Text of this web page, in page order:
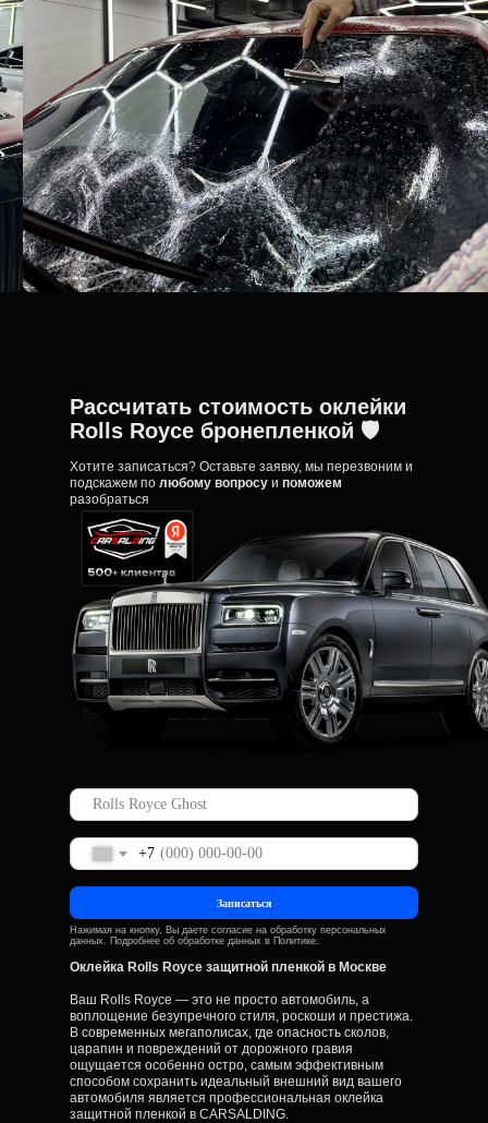
Рассчитать стоимость оклейки
Rolls Royce бронепленкой 🛡️
Хотите записаться? Оставьте заявку, мы перезвоним и
подскажем по любому вопросу и поможем
разобраться
Оклейка Rolls Royce защитной пленкой в Москве
Ваш Rolls Royce — это не просто автомобиль, а
воплощение безупречного стиля, роскоши и престижа.
В современных мегаполисах, где опасность сколов,
царапин и повреждений от дорожного гравия
ощущается особенно остро, самым эффективным
способом сохранить идеальный внешний вид вашего
автомобиля является профессиональная оклейка
защитной пленкой в CARSALDING.
+7
Записаться
Нажимая на кнопку, Вы даете согласие на обработку персональных
данных. Подробнее об обработке данных в Политике.